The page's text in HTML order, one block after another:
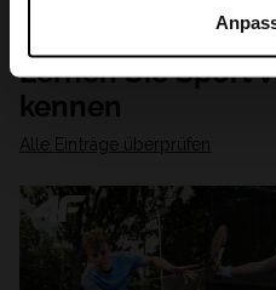
Lernen Sie Sport
kennen
Alle Einträge überprüfen